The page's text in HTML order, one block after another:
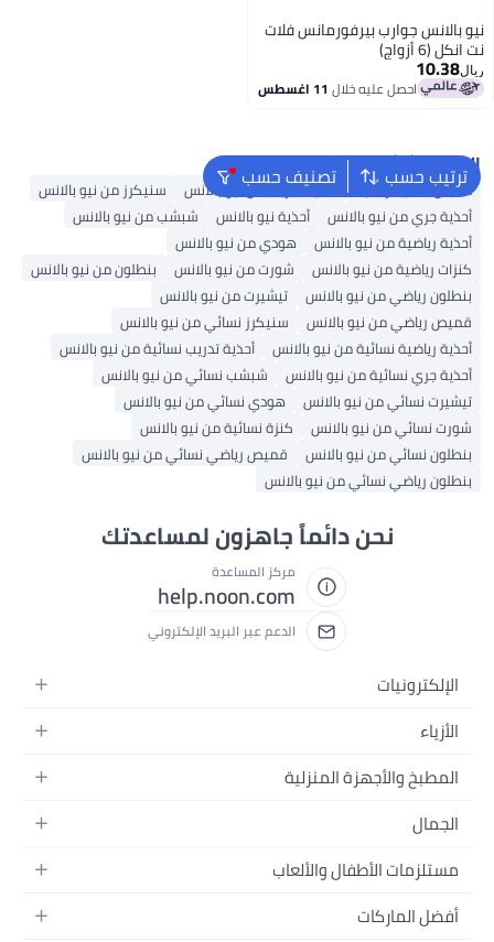
2
نيو بالانس جوارب بيرفورمانس فلات
نت انكل (6 أزواج)
ريال10.38
احصل عليه خلال 11 اغسطس
ترتيب حسب تصنيف حسب البحث الشائع
ملابس داخلية رجالية أحذية تدريب من نيو بالانس
سنيكرز من نيو بالانس
أحذية جري من نيو بالانس
أحذية نيو بالانس
شبشب من نيو بالانس
أحذية رياضية من نيو بالانس
هودي من نيو بالانس
كنزات رياضية من نيو بالانس
شورت من نيو بالانس
بنطلون من نيو بالانس
بنطلون رياضي من نيو بالانس
تيشيرت من نيو بالانس
قميص رياضي من نيو بالانس
سنيكرز نسائي من نيو بالانس
أحذية رياضية نسائية من نيو بالانس
أحذية تدريب نسائية من نيو بالانس
أحذية جري نسائية من نيو بالانس
شبشب نسائي من نيو بالانس
تيشيرت نسائي من نيو بالانس
هودي نسائي من نيو بالانس
شورت نسائي من نيو بالانس
كنزة نسائية من نيو بالانس
بنطلون نسائي من نيو بالانس
قميص رياضي نسائي من نيو بالانس
بنطلون رياضي نسائي من نيو بالانس
نحن دائماً جاهزون لمساعدتك
مركز المساعدة
help.noon.com
الدعم عبر البريد الإلكتروني
الإلكترونيات
الجوالات
اللابتوبات
الأجهزة المنزلية
التلفزيونات
السماعات
الأزياء
أزياء نسائية
أزياء البنات
أزياء الأولاد
المجوهرات
المطبخ والأجهزة المنزلية
الحمام
المطبخ والسفرة
أدوات وتحسين المنزل
الجمال
العطور
العناية بالشعر
مستلزمات الأطفال والألعاب
الحفاضات
أفضل الماركات